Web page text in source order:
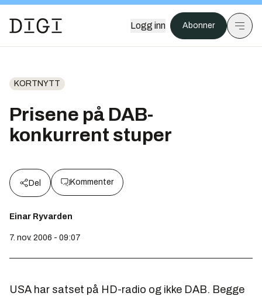
Logg inn Abonner
KORTNYTT
Prisene på DAB-
konkurrent stuper
Del Kommenter
Einar Ryvarden
7. nov. 2006 - 09:07
USA har satset på HD-radio og ikke DAB. Begge